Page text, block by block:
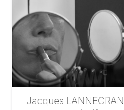
Jacques